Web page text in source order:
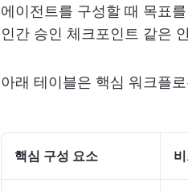
에이전트를 구성할 때 목표
인간 승인 체크포인트 같은
아래 테이블은 핵심 워크플
핵심 구성 요소